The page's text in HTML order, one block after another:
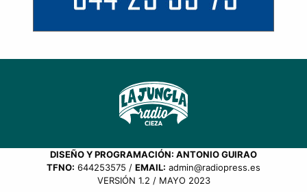
DISEÑO Y PROGRAMACIÓN: ANTONIO GUIRAO
TFNO: 644253575 / EMAIL: admin@radiopress.es
VERSIÓN 1.2 / MAYO 2023